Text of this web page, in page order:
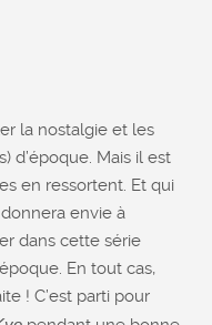
la nostalgie et les
d’époque. Mais il est
en ressortent. Et qui
envie à
dans cette série
En tout cas,
! C’est parti pour